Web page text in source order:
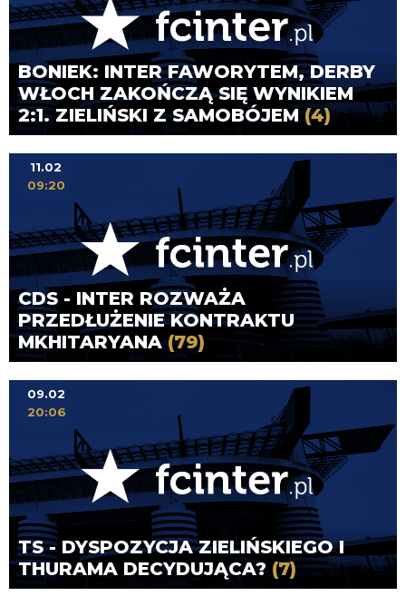
BONIEK: INTER FAWORYTEM, DERBY
WŁOCH ZAKOŃCZĄ SIĘ WYNIKIEM
2:1. ZIELIŃSKI Z SAMOBÓJEM(4)
CDS - INTER ROZWAŻA
PRZEDŁUŻENIE KONTRAKTU
MKHITARYANA(79)
11.02
09:20
TS - DYSPOZYCJA ZIELIŃSKIEGO I
THURAMA DECYDUJĄCA? (7)
09.02
20:06